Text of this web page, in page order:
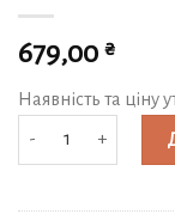
679,00 ₴
Наявність та